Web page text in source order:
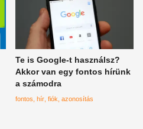
Te is Google-t használsz?
Akkor van egy fontos hírünk
a számodra
fontos hír fiók azonosítás